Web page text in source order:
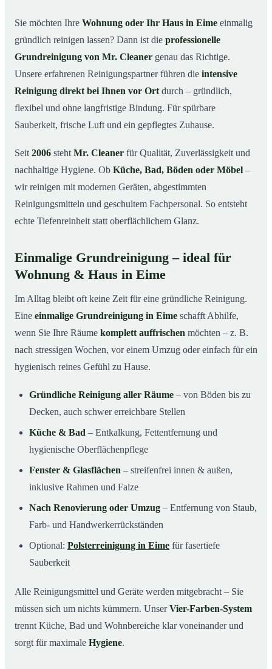
04 So läuft die Grundreinigung in Eime ab
05 Wann ist eine Grundreinigung sinnvoll?
06Grundreinigung in Eime & Umgebung
Jetzt kostenloses Angebot anfordern
Sie möchten Ihre Wohnung oder Ihr Haus in Eime einmalig
gründlich reinigen lassen? Dann ist die professionelle
Grundreinigung von Mr. Cleaner genau das Richtige.
Unsere erfahrenen Reinigungspartner führen die intensive
Reinigung direkt bei Ihnen vor Ort durch – gründlich,
flexibel und ohne langfristige Bindung. Für spürbare
Sauberkeit, frische Luft und ein gepflegtes Zuhause.
Seit 2006 steht Mr. Cleaner für Qualität, Zuverlässigkeit und
nachhaltige Hygiene. Ob Küche, Bad, Böden oder Möbel –
wir reinigen mit modernen Geräten, abgestimmten
Reinigungsmitteln und geschultem Fachpersonal. So entsteht
echte Tiefenreinheit statt oberflächlichem Glanz.
Einmalige Grundreinigung – ideal für
Wohnung & Haus in Eime
Im Alltag bleibt oft keine Zeit für eine gründliche Reinigung.
Eine einmalige Grundreinigung in Eime schafft Abhilfe,
wenn Sie Ihre Räume komplett auffrischen möchten – z. B.
nach stressigen Wochen, vor einem Umzug oder einfach für ein
hygienisch reines Gefühl zu Hause.
Gründliche Reinigung aller Räume – von Böden bis zu
Decken, auch schwer erreichbare Stellen
Küche & Bad – Entkalkung, Fettentfernung und
hygienische Oberflächenpflege
Fenster & Glasflächen – streifenfrei innen & außen,
inklusive Rahmen und Falze
Nach Renovierung oder Umzug – Entfernung von Staub,
Farb- und Handwerkerrückständen
Optional: Polsterreinigung in Eime für fasertiefe
Sauberkeit
Alle Reinigungsmittel und Geräte werden mitgebracht – Sie
müssen sich um nichts kümmern. UnserVier-Farben-System
trennt Küche, Bad und Wohnbereiche klar voneinander und
sorgt für maximale Hygiene.